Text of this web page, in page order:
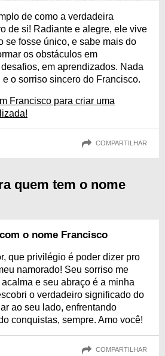
de como a verdadeira
de si! Radiante e alegre, ele vive
se fosse único, e sabe mais do
os obstáculos em
em aprendizados. Nada
o sorriso sincero do Francisco.
Francisco para criar uma
COMPARTILHAR
quem tem o nome
o nome Francisco
que privilégio é poder dizer pro
namorado! Seu sorriso me
e seu abraço é a minha
o verdadeiro significado do
ao seu lado, enfrentando
conquistas, sempre. Amo você!
COMPARTILHAR